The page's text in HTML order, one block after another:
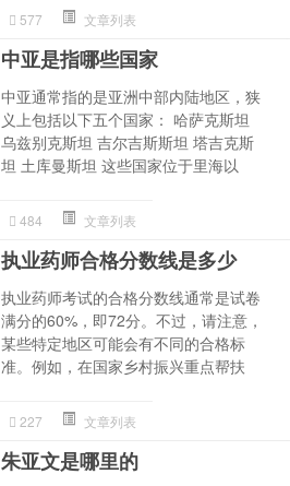
577 文章列表
中亚是指哪些国家
中亚通常指的是亚洲中部内陆地区，狭
义上包括以下五个国家： 哈萨克斯坦
乌兹别克斯坦 吉尔吉斯斯坦 塔吉克斯
坦 土库曼斯坦 这些国家位于里海以
484 文章列表
执业药师合格分数线是多少
执业药师考试的合格分数线通常是试卷
满分的60%，即72分。不过，请注意，
某些特定地区可能会有不同的合格标
准。例如，在国家乡村振兴重点帮扶
227 文章列表
朱亚文是哪里的